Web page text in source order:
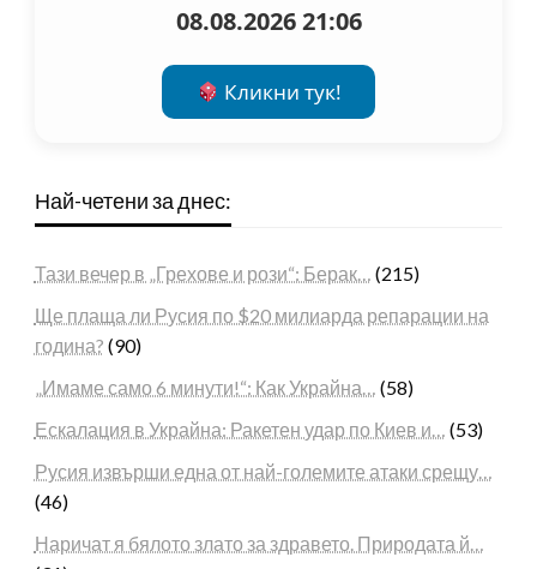
08.08.2026 21:06
Кликни тук!
Най-четени за днес:
Тази вечер в „Грехове и рози“: Берак… (215)
Ще плаща ли Русия по $20 милиарда репарации на
година? (90)
„Имаме само 6 минути!“: Как Украйна… (58)
Ескалация в Украйна: Ракетен удар по Киев и… (53)
Русия извърши една от най-големите атаки срещу…
(46)
Наричат я бялото злато за здравето. Природата й…